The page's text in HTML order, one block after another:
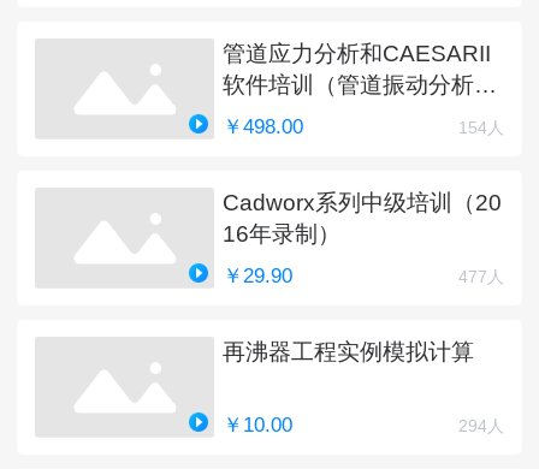
管道应力分析和CAESARII
软件培训（管道振动分析更
新中）
￥498.00 154人
Cadworx系列中级培训（20
16年录制）
￥29.90 477人
再沸器工程实例模拟计算
￥10.00 294人